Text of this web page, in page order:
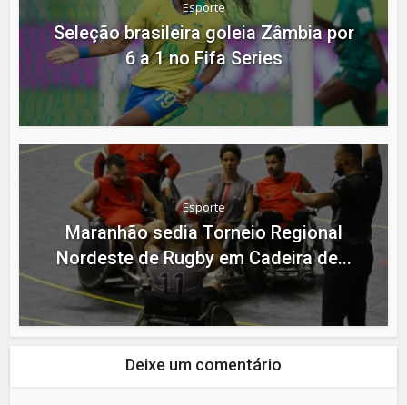
Esporte
Seleção brasileira goleia Zâmbia por
6 a 1 no Fifa Series
Esporte
Maranhão sedia Torneio Regional
Nordeste de Rugby em Cadeira de...
Deixe um comentário